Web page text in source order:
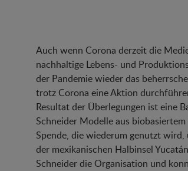
Auch wenn Corona derzeit die
nachhaltige Lebens- und
der Pandemie wieder das
trotz Corona eine Aktion
Resultat der Überlegungen ist eine
Schneider Modelle aus
Spende, die wiederum genutzt
der mexikanischen Halbinsel
Schneider die Organisation und